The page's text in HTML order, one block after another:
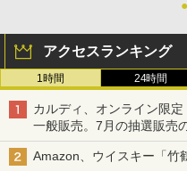
●
アクセスランキング
1時間 24時間
カルディ、オンライン限
一般販売。7月の抽選販売
Amazon、ウイスキー「竹